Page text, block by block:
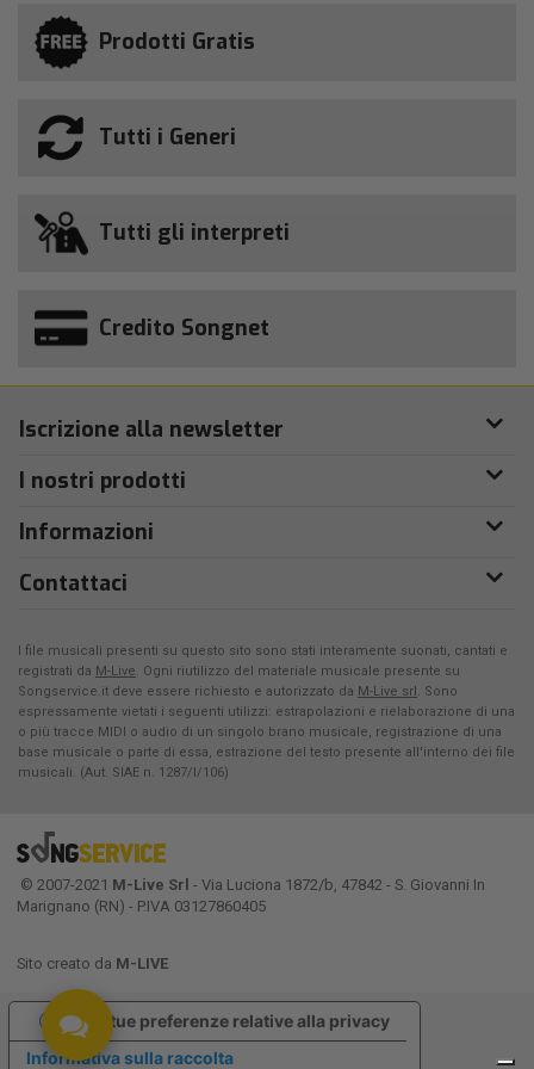
Prodotti Gratis
Tutti i Generi
Tutti gli interpreti
Credito Songnet
Iscrizione alla newsletter
I nostri prodotti
Informazioni
Contattaci
I file musicali presenti su questo sito sono stati interamente suonati, cantati e
registrati da M-Live. Ogni riutilizzo del materiale musicale presente su
Songservice.it deve essere richiesto e autorizzato da M-Live srl . Sono
espressamente vietati i seguenti utilizzi: estrapolazioni e rielaborazione di una
o più tracce MIDI o audio di un singolo brano musicale, registrazione di una
base musicale o parte di essa, estrazione del testo presente all'interno dei file
musicali. (Aut. SIAE n. 1287/I/106)
© 2007-2021 M-Live Srl - Via Luciona 1872/b, 47842 - S. Giovanni In
Marignano (RN) - P.IVA 03127860405
Sito creato da M-LIVE
Informativa sulla raccolta
Le tue preferenze relative alla privacy